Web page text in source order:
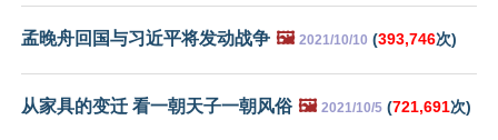
孟晚舟回国与习近平将发动战争 🖼️ 2021/10/10 (393,746次)
从家具的变迁 看一朝天子一朝风俗 🖼️ 2021/10/5 (721,691次)